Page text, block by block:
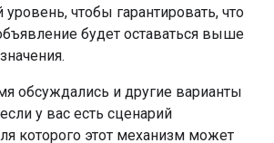
чтобы гарантировать, что
будет оставаться выше
обсуждались и другие варианты
у вас есть сценарий
которого этот механизм может